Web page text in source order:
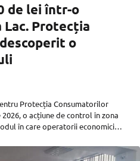
de lei într-o
Lac. Protecția
o
Protecția Consumatorilor
o acțiune de control în zona
în care operatorii economici